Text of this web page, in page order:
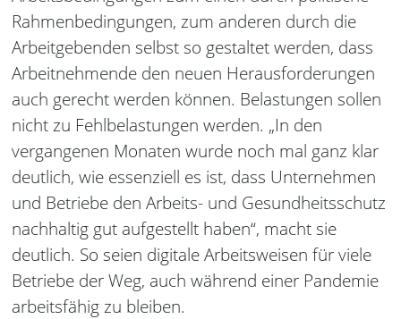
Rahmenbedingungen, zum anderen durch die
Arbeitgebenden selbst so gestaltet werden, dass
Arbeitnehmende den neuen Herausforderungen
auch gerecht werden können. Belastungen sollen
nicht zu Fehlbelastungen werden. „In den
vergangenen Monaten wurde noch mal ganz klar
deutlich, wie essenziell es ist, dass Unternehmen
und Betriebe den Arbeits- und Gesundheitsschutz
nachhaltig gut aufgestellt haben“, macht sie
deutlich. So seien digitale Arbeitsweisen für viele
Betriebe der Weg, auch während einer Pandemie
arbeitsfähig zu bleiben.